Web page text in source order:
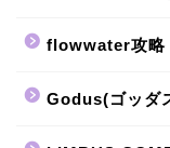
flowwater攻略
Godus(ゴッダ